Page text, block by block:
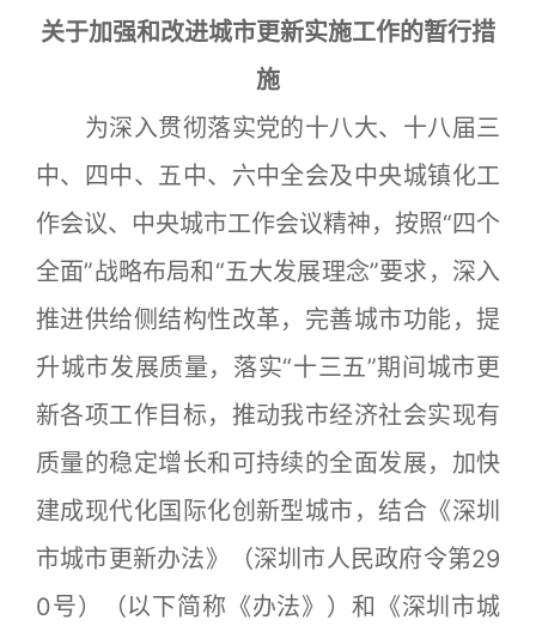
关于加强和改进城市更新实施工作的暂行措
施
为深入贯彻落实党的十八大、十八届三
中、四中、五中、六中全会及中央城镇化工
作会议、中央城市工作会议精神，按照“四个
全面”战略布局和“五大发展理念”要求，深入
推进供给侧结构性改革，完善城市功能，提
升城市发展质量，落实“十三五”期间城市更
新各项工作目标，推动我市经济社会实现有
质量的稳定增长和可持续的全面发展，加快
建成现代化国际化创新型城市，结合《深圳
市城市更新办法》（深圳市人民政府令第29
0号）（以下简称《办法》）和《深圳市城